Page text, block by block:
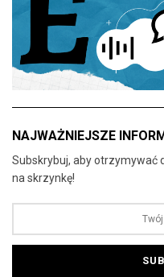
NAJWAŻNIEJSZE
Subskrybuj, aby otrzymywać
na skrzynkę!